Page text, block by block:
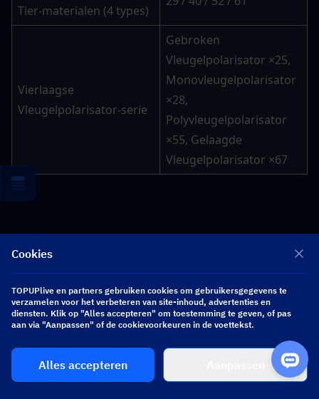
Tier-materialen (4 types)
Vierlaagse
Vleugelpolarisator-serie
Gebroken
Vleugelpolarisator ×25,
Monovleugelpolarisator
×28,
Polyvleugelpolarisator
×55, Gelaagde
Vleugelpolarisator ×67
1. Materialen voor personage-ascensie
Ascensie ontgrendelt de levelcap en de groei van
basisstatistieken; dit is je hoogste prioriteit om te
verzamelen vóór de patch.
Cookies
TOPUPlive en partners gebruiken cookies om gebruikersgegevens te
verzamelen voor het verbeteren van site-inhoud, advertenties en
diensten. Klik op "Alles accepteren" om toestemming te geven, of pas
aan via "Aanpassen" of de cookievoorkeuren in de voettekst.
Alles accepteren